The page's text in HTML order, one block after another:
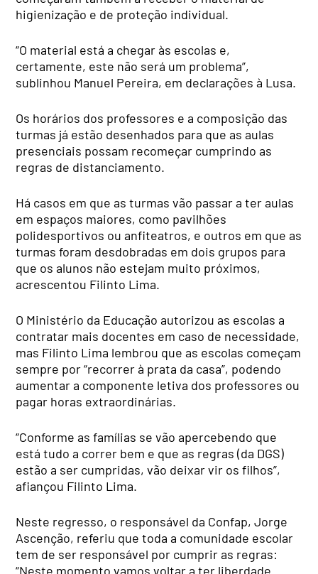
higienização e de proteção individual.
“O material está a chegar às escolas e,
certamente, este não será um problema”,
sublinhou Manuel Pereira, em declarações à Lusa.
Os horários dos professores e a composição das
turmas já estão desenhados para que as aulas
presenciais possam recomeçar cumprindo as
regras de distanciamento.
Há casos em que as turmas vão passar a ter aulas
em espaços maiores, como pavilhões
polidesportivos ou anfiteatros, e outros em que as
turmas foram desdobradas em dois grupos para
que os alunos não estejam muito próximos,
acrescentou Filinto Lima.
O Ministério da Educação autorizou as escolas a
contratar mais docentes em caso de necessidade,
mas Filinto Lima lembrou que as escolas começam
sempre por “recorrer à prata da casa”, podendo
aumentar a componente letiva dos professores ou
pagar horas extraordinárias.
“Conforme as famílias se vão apercebendo que
está tudo a correr bem e que as regras (da DGS)
estão a ser cumpridas, vão deixar vir os filhos”,
afiançou Filinto Lima.
Neste regresso, o responsável da Confap, Jorge
Ascenção, referiu que toda a comunidade escolar
tem de ser responsável por cumprir as regras:
“Neste momento vamos voltar a ter liberdade